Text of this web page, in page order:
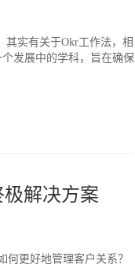
其实有关于Okr工作法，相
发展中的学科，旨在确保
解决方案
何更好地管理客户关系？